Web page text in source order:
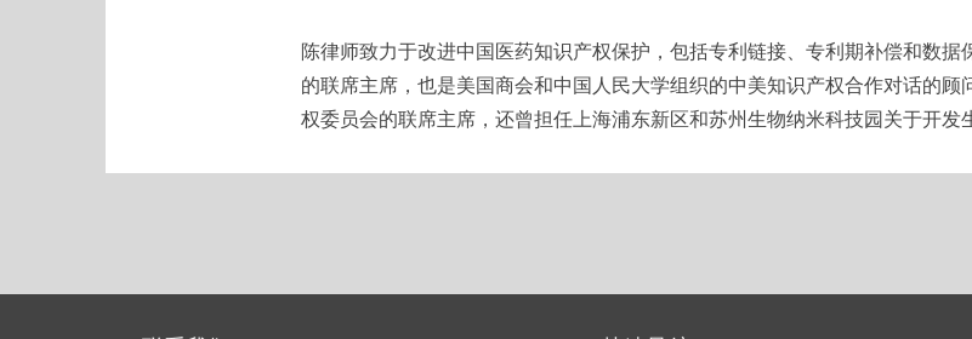
陈律师致力于改进中国医药知识产权保护，包括专利链接、专利期补偿和数据
的联席主席，也是美国商会和中国人民大学组织的中美知识产权合作对话的
权委员会的联席主席，还曾担任上海浦东新区和苏州生物纳米科技园关于开发